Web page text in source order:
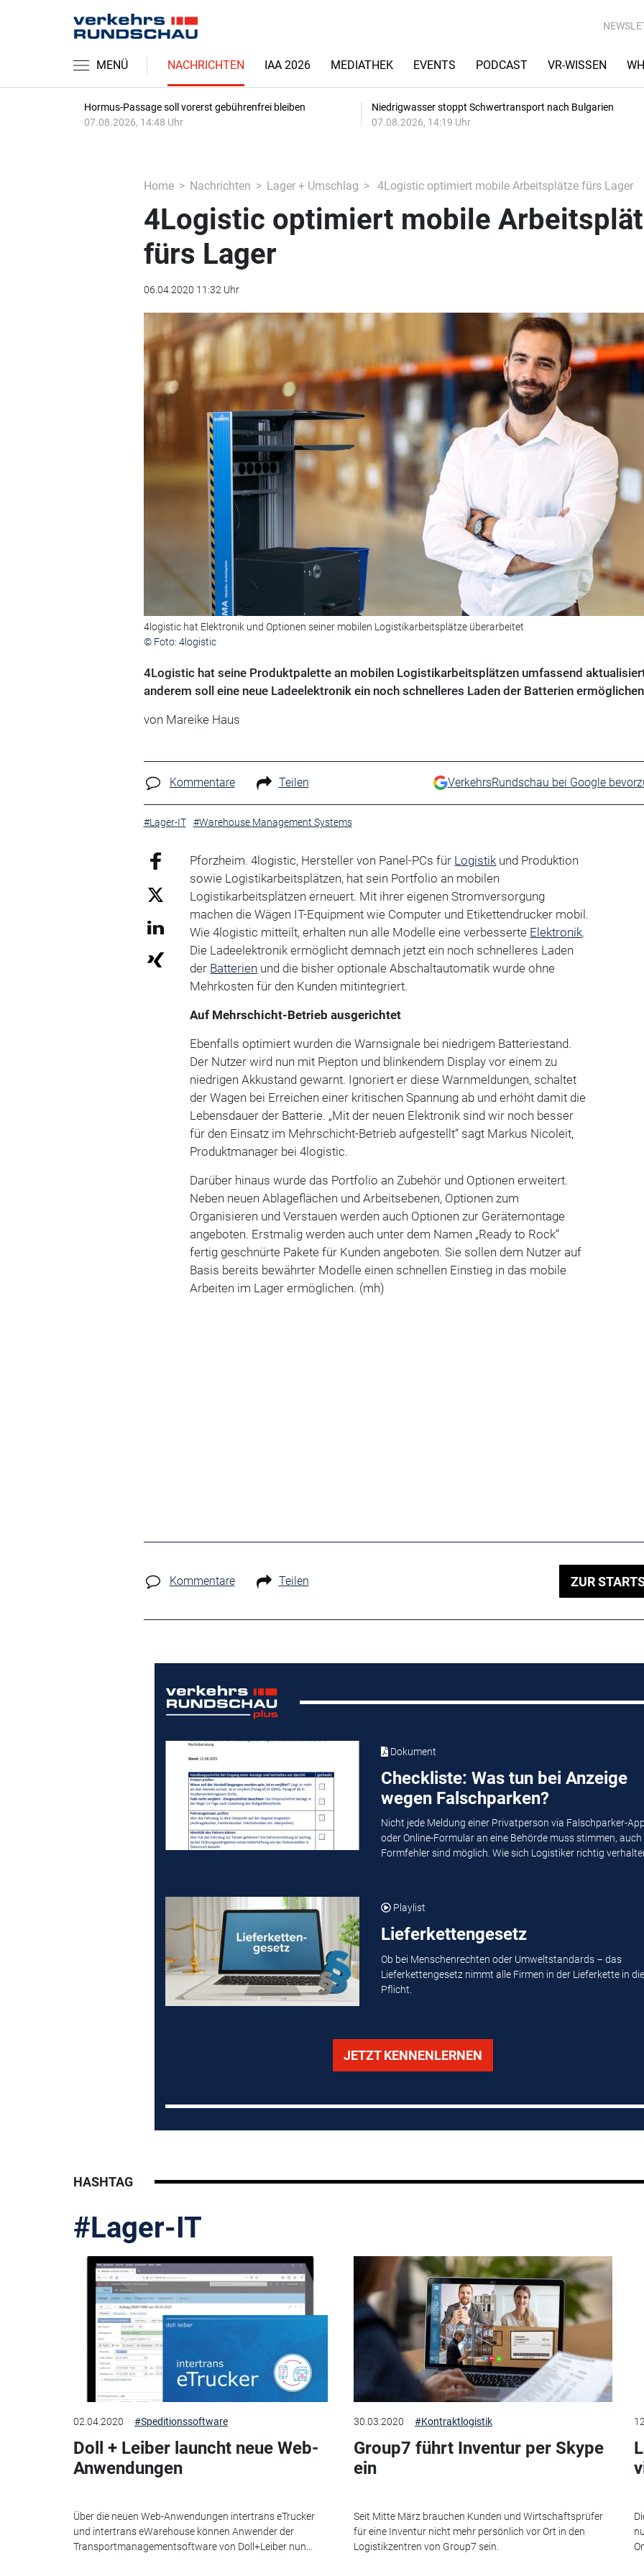
MENÜ NACHRICHTEN IAA 2026 MEDIATHEK EVENTS PODCAST VR-WISSEN
Hormus-Passage soll vorerst gebührenfrei bleiben
07.08.2026, 14:48 Uhr
Niedrigwasser stoppt Schwertransport nach Bulgarien
07.08.2026, 14:19 Uhr
Home Nachrichten Lager + Umschlag 4Logistic optimiert mobile Arbeitsplätze fürs Lager
4Logistic optimiert mobile
fürs Lager
06.04.2020 11:32 Uhr
4logistic hat Elektronik und Optionen seiner mobilen Logistikarbeitsplätze überarbeitet
© Foto: 4logistic
4Logistic hat seine Produktpalette an mobilen Logistikarbeitsplätzen umfassend
anderem soll eine neue Ladeelektronik ein noch schnelleres Laden der Batterien
von Mareike Haus
Kommentare Teilen VerkehrsRundschau bei Google
#Lager-IT #Warehouse Management Systems
Pforzheim. 4logistic, Hersteller von Panel-PCs für Logistik und Produktion
sowie Logistikarbeitsplätzen, hat sein Portfolio an mobilen
Logistikarbeitsplätzen erneuert. Mit ihrer eigenen Stromversorgung
machen die Wägen IT-Equipment wie Computer und Etikettendrucker mobil.
Wie 4logistic mitteilt, erhalten nun alle Modelle eine verbesserte Elektronik.
Die Ladeelektronik ermöglicht demnach jetzt ein noch schnelleres Laden
der Batterien und die bisher optionale Abschaltautomatik wurde ohne
Mehrkosten für den Kunden mitintegriert.
Auf Mehrschicht-Betrieb ausgerichtet
Ebenfalls optimiert wurden die Warnsignale bei niedrigem Batteriestand.
Der Nutzer wird nun mit Piepton und blinkendem Display vor einem zu
niedrigen Akkustand gewarnt. Ignoriert er diese Warnmeldungen, schaltet
der Wagen bei Erreichen einer kritischen Spannung ab und erhöht damit die
Lebensdauer der Batterie. „Mit der neuen Elektronik sind wir noch besser
für den Einsatz im Mehrschicht-Betrieb aufgestellt“ sagt Markus Nicoleit,
Produktmanager bei 4logistic.
Darüber hinaus wurde das Portfolio an Zubehör und Optionen erweitert.
Neben neuen Ablageflächen und Arbeitsebenen, Optionen zum
Organisieren und Verstauen werden auch Optionen zur Gerätemontage
angeboten. Erstmalig werden auch unter dem Namen „Ready to Rock“
fertig geschnürte Pakete für Kunden angeboten. Sie sollen dem Nutzer auf
Basis bereits bewährter Modelle einen schnellen Einstieg in das mobile
Arbeiten im Lager ermöglichen. (mh)
Kommentare Teilen ZUR
Dokument
Checkliste: Was tun bei Anzeige
wegen Falschparken?
Nicht jede Meldung einer Privatperson via Falschparker-
oder Online-Formular an eine Behörde muss stimmen, auch
Formfehler sind möglich. Wie sich Logistiker richtig
Playlist
Lieferkettengesetz
Ob bei Menschenrechten oder Umweltstandards – das
Lieferkettengesetz nimmt alle Firmen in der Lieferkette in die
Pflicht.
JETZT KENNENLERNEN
HASHTAG
#Lager-IT
02.04.2020 #Speditionssoftware
Doll + Leiber launcht neue Web-
Anwendungen
Über die neuen Web-Anwendungen intertrans eTrucker
und intertrans eWarehouse können Anwender der
Transportmanagementsoftware von Doll+Leiber nun...
30.03.2020 #Kontraktlogistik
Group7 führt Inventur per Skype
ein
Seit Mitte März brauchen Kunden und Wirtschaftsprüfer
für eine Inventur nicht mehr persönlich vor Ort in den
Logistikzentren von Group7 sein.